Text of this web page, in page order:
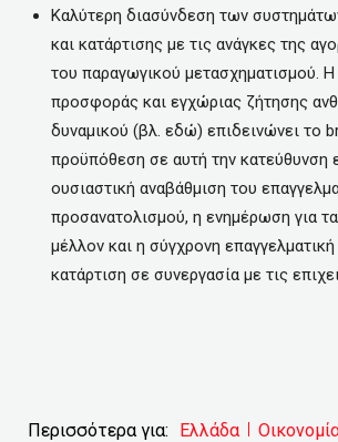
Καλύτερη διασύνδεση των
και κατάρτισης με τις ανάγκες της
του παραγωγικού μετασχηματισμού. H
προσφοράς και εγχώριας ζήτησης
δυναμικού (βλ. εδώ) επιδεινώνει το
προϋπόθεση σε αυτή την κατεύθυνση
ουσιαστική αναβάθμιση του
προσανατολισμού, η ενημέρωση για
μέλλον και η σύγχρονη
κατάρτιση σε συνεργασία με τις
Περισσότερα για: Ελλάδα